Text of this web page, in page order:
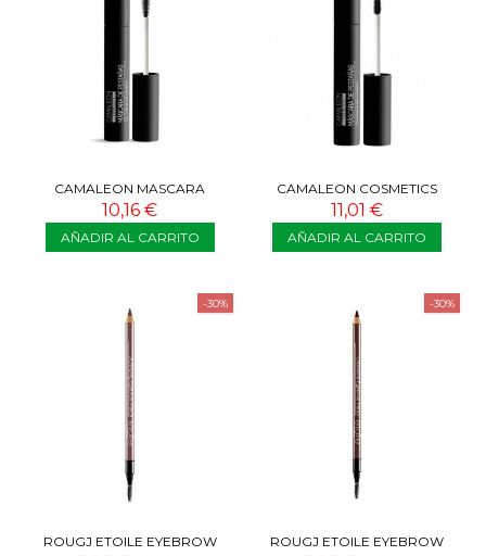
CAMALEON MASCARA
PESTAÑAS VOLUMEN NEGRO
10,16 €
AÑADIR AL CARRITO
CAMALEON COSMETICS
MÁSCARA DE PESTAÑAS
EFECTO DEFINICIÓN
11,01 €
AÑADIR AL CARRITO
-30%
ROUGJ ETOILE EYEBROW
-30%
ROUGJ ETOILE EYEBROW